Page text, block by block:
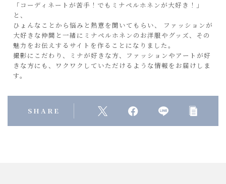
「コーディネートが苦手！でもミナペルホネンが大好き！」
と、
ひょんなことから悩みと熱意を聞いてもらい、 ファッションが
大好きな仲間と一緒にミナペルホネンのお洋服やグッズ、その
魅力をお伝えするサイトを作ることになりました。
撮影にこだわり、ミナが好きな方、ファッションやアートが好
きな方にも、ワクワクしていただけるような情報をお届けしま
す。
SHARE